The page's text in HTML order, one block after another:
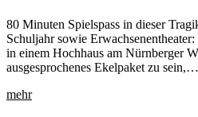
80 Minuten Spielspass in dieser
Schuljahr sowie
in einem Hochhaus am Nürnberger
ausgesprochenes Ekelpaket zu sein,…
mehr